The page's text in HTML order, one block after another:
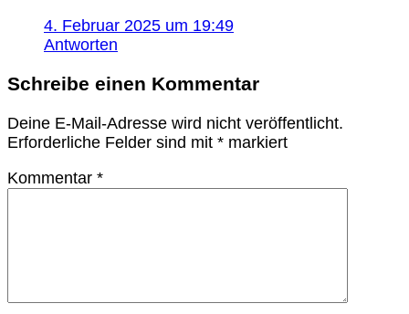
4. Februar 2025 um 19:49
Antworten
Schreibe einen Kommentar
Deine E-Mail-Adresse wird nicht veröffentlicht.
Erforderliche Felder sind mit * markiert
Kommentar *